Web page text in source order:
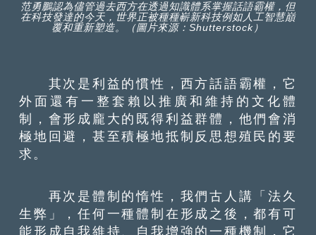
范勇鵬認為儘管過去西方在透過知識體系掌握話語霸權，但
在科技發達的今天，世界正被種種嶄新科技例如人工智慧巔
覆和重新塑造。（圖片來源：Shutterstock）
其次是利益的慣性，西方話語霸權，它
外面還有一整套賴以推廣和維持的文化體
制，會形成龐大的既得利益群體，他們會消
極地回避，甚至積極地抵制反思想殖民的要
求。
再次是體制的惰性，我們古人講「法久
生弊」，任何一種體制在形成之後，都有可
能形成自我維持、自我增強的一種機制，它